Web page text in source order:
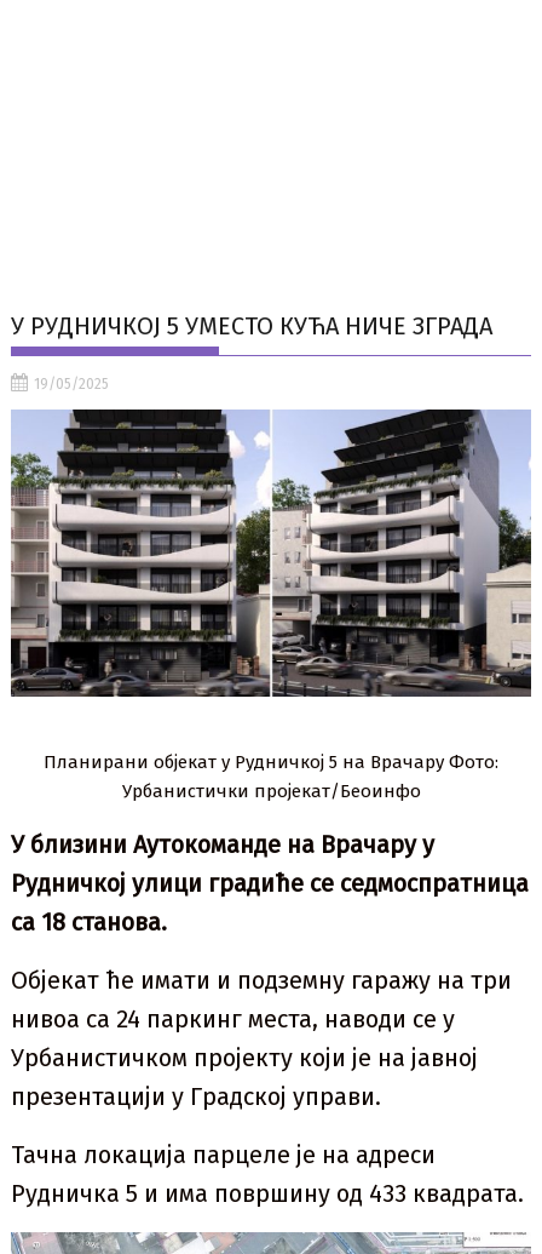
У РУДНИЧКОЈ 5 УМЕСТО КУЋА НИЧЕ ЗГРАДА
19/05/2025
Планирани објекат у Рудничкој 5 на Врачару Фото:
Урбанистички пројекат/Беоинфо
У близини Аутокоманде на Врачару у
Рудничкој улици градиће се седмоспратница
са 18 станова.
Објекат ће имати и подземну гаражу на три
нивоа са 24 паркинг места, наводи се у
Урбанистичком пројекту који је на јавној
презентацији у Градској управи.
Тачна локација парцеле је на адреси
Рудничка 5 и има површину од 433 квадрата.